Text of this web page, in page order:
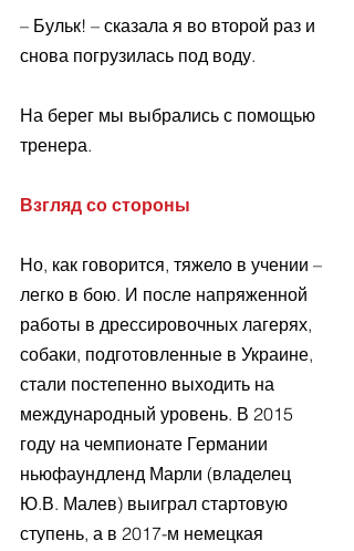
– Бульк! – сказала я во второй раз и
снова погрузилась под воду.
На берег мы выбрались с помощью
тренера.
Взгляд со стороны
Но, как говорится, тяжело в учении –
легко в бою. И после напряженной
работы в дрессировочных лагерях,
собаки, подготовленные в Украине,
стали постепенно выходить на
международный уровень. В 2015
году на чемпионате Германии
ньюфаундленд Марли (владелец
Ю.В. Малев) выиграл стартовую
ступень, а в 2017-м немецкая